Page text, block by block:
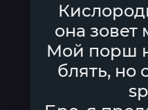
она зовет
Мой порш
блять, но